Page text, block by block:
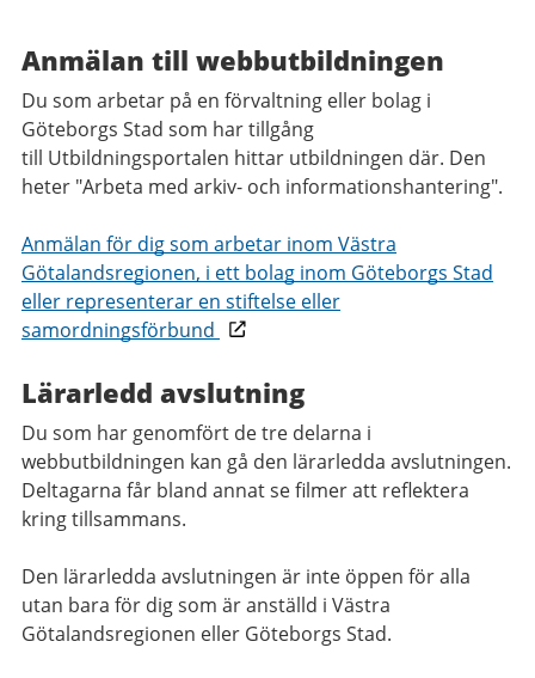
Anmälan till webbutbildningen
Du som arbetar på en förvaltning eller bolag i
Göteborgs Stad som har tillgång
till Utbildningsportalen hittar utbildningen där. Den
heter "Arbeta med arkiv- och informationshantering".
Anmälan för dig som arbetar inom Västra
Götalandsregionen, i ett bolag inom Göteborgs Stad
eller representerar en stiftelse eller
samordningsförbund
Lärarledd avslutning
Du som har genomfört de tre delarna i
webbutbildningen kan gå den lärarledda avslutningen.
Deltagarna får bland annat se filmer att reflektera
kring tillsammans.
Den lärarledda avslutningen är inte öppen för alla
utan bara för dig som är anställd i Västra
Götalandsregionen eller Göteborgs Stad.